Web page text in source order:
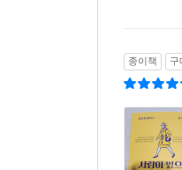
종이책 구